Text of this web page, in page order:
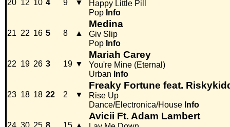
20 12 10 4 9 ▼
Happy Little Pill
Pop Info
21 22 16 5 8 ▲
Medina
Giv Slip
Pop Info
22 19 26 3 19 ▼
Mariah Carey
You're Mine (Eternal)
Urban Info
23 18 18 22 2 ▼
Freaky Fortune feat.
Rise Up
Dance/Electronica/House Info
Avicii Ft. Adam Lambert